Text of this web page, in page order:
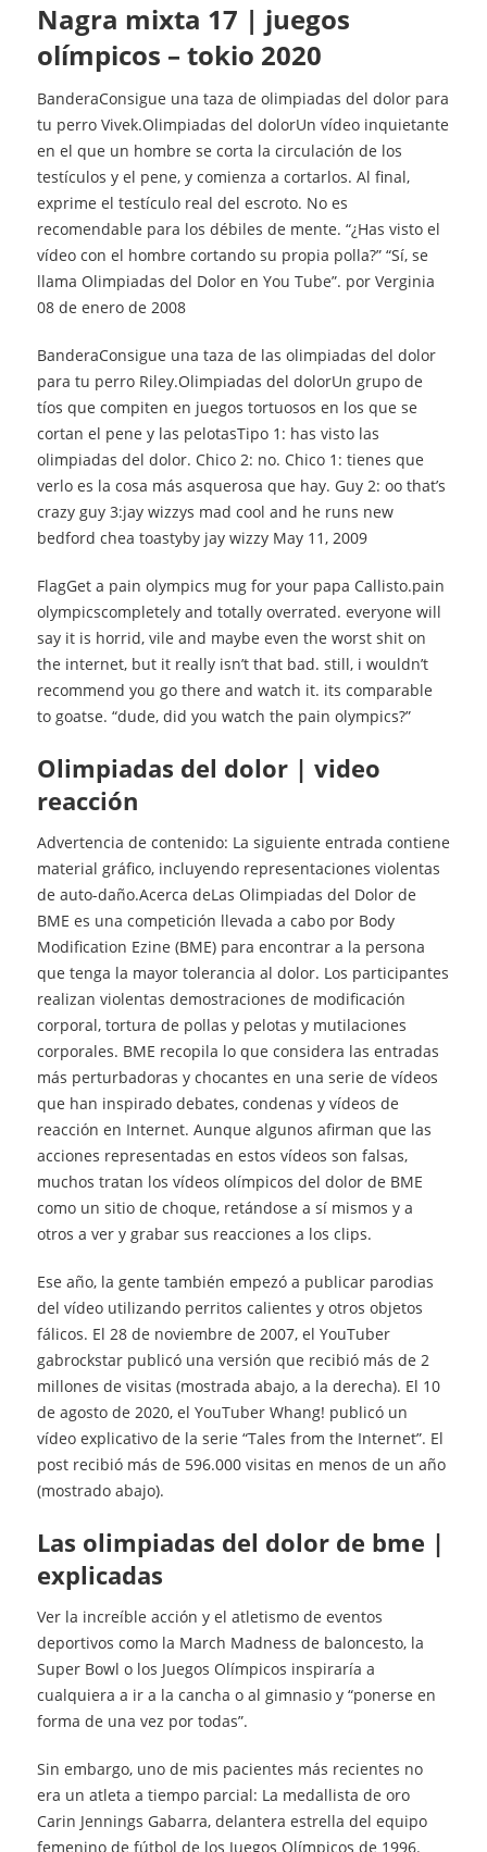
nagra mixta 17 | juegos
olímpicos – tokio 2020
BanderaConsigue una taza de olimpiadas del dolor para
tu perro Vivek.Olimpiadas del dolorUn vídeo inquietante
en el que un hombre se corta la circulación de los
testículos y el pene, y comienza a cortarlos. Al final,
exprime el testículo real del escroto. No es
recomendable para los débiles de mente. “¿Has visto el
vídeo con el hombre cortando su propia polla?” “Sí, se
llama Olimpiadas del Dolor en You Tube”. por Verginia
08 de enero de 2008
BanderaConsigue una taza de las olimpiadas del dolor
para tu perro Riley.Olimpiadas del dolorUn grupo de
tíos que compiten en juegos tortuosos en los que se
cortan el pene y las pelotasTipo 1: has visto las
olimpiadas del dolor. Chico 2: no. Chico 1: tienes que
verlo es la cosa más asquerosa que hay. Guy 2: oo that’s
crazy guy 3:jay wizzys mad cool and he runs new
bedford chea toastyby jay wizzy May 11, 2009
FlagGet a pain olympics mug for your papa Callisto.pain
olympicscompletely and totally overrated. everyone will
say it is horrid, vile and maybe even the worst shit on
the internet, but it really isn’t that bad. still, i wouldn’t
recommend you go there and watch it. its comparable
to goatse. “dude, did you watch the pain olympics?”
olimpiadas del dolor | video
reacción
Advertencia de contenido: La siguiente entrada contiene
material gráfico, incluyendo representaciones violentas
de auto-daño.Acerca deLas Olimpiadas del Dolor de
BME es una competición llevada a cabo por Body
Modification Ezine (BME) para encontrar a la persona
que tenga la mayor tolerancia al dolor. Los participantes
realizan violentas demostraciones de modificación
corporal, tortura de pollas y pelotas y mutilaciones
corporales. BME recopila lo que considera las entradas
más perturbadoras y chocantes en una serie de vídeos
que han inspirado debates, condenas y vídeos de
reacción en Internet. Aunque algunos afirman que las
acciones representadas en estos vídeos son falsas,
muchos tratan los vídeos olímpicos del dolor de BME
como un sitio de choque, retándose a sí mismos y a
otros a ver y grabar sus reacciones a los clips.
Ese año, la gente también empezó a publicar parodias
del vídeo utilizando perritos calientes y otros objetos
fálicos. El 28 de noviembre de 2007, el YouTuber
gabrockstar publicó una versión que recibió más de 2
millones de visitas (mostrada abajo, a la derecha). El 10
de agosto de 2020, el YouTuber Whang! publicó un
vídeo explicativo de la serie “Tales from the Internet”. El
post recibió más de 596.000 visitas en menos de un año
(mostrado abajo).
las olimpiadas del dolor de bme |
explicadas
Ver la increíble acción y el atletismo de eventos
deportivos como la March Madness de baloncesto, la
Super Bowl o los Juegos Olímpicos inspiraría a
cualquiera a ir a la cancha o al gimnasio y “ponerse en
forma de una vez por todas”.
Sin embargo, uno de mis pacientes más recientes no
era un atleta a tiempo parcial: La medallista de oro
Carin Jennings Gabarra, delantera estrella del equipo
femenino de fútbol de los Juegos Olímpicos de 1996.